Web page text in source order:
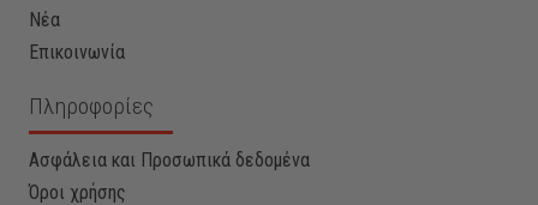
Νέα
Επικοινωνία
Πληροφορίες
Ασφάλεια και Προσωπικά δεδομένα
Όροι χρήσης